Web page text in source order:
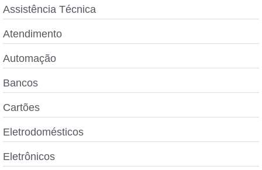
Assistência Técnica
Atendimento
Automação
Bancos
Cartões
Eletrodomésticos
Eletrônicos